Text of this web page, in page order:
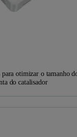
otimizar o tamanho
do catalisador